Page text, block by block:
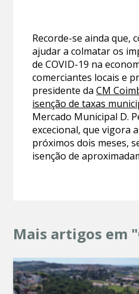
Recorde-se ainda que,
ajudar a colmatar os
de COVID-19 na
comerciantes locais e
presidente daCM
isenção de taxas
Mercado Municipal D.
excecional, que vigora
próximos dois meses,
isenção de
Mais artigos em